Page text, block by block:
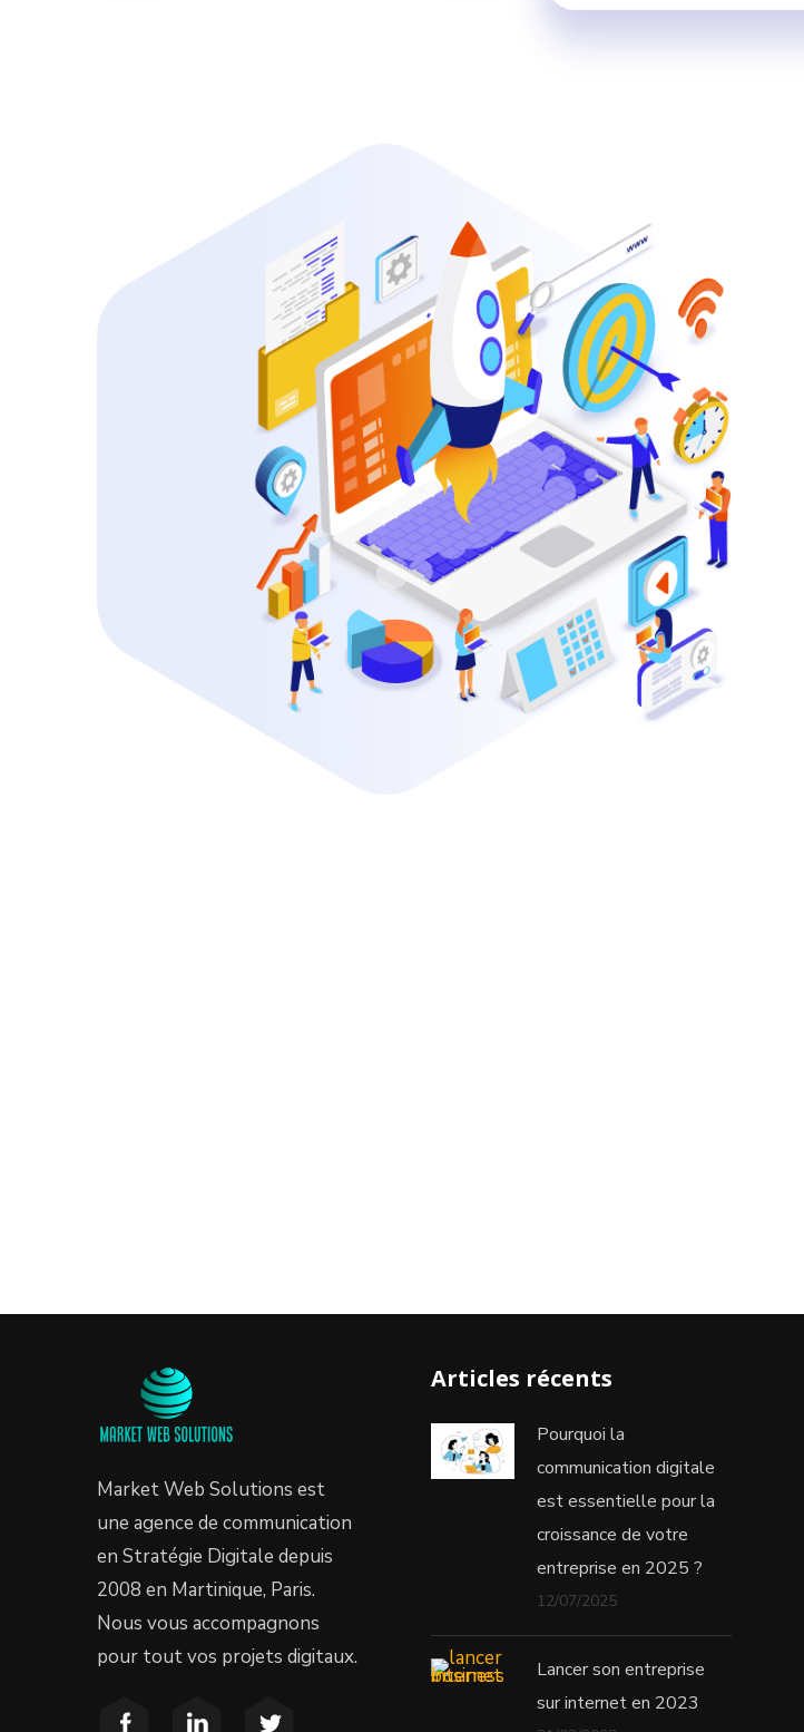
Market Web Solutions est
une agence de communication
en Stratégie Digitale depuis
2008 en Martinique, Paris.
Nous vous accompagnons
pour tout vos projets digitaux.
Articles récents
Pourquoi la
communication digitale
est essentielle pour la
croissance de votre
entreprise en 2025 ?
12/07/2025
Lancer son entreprise
sur internet en 2023